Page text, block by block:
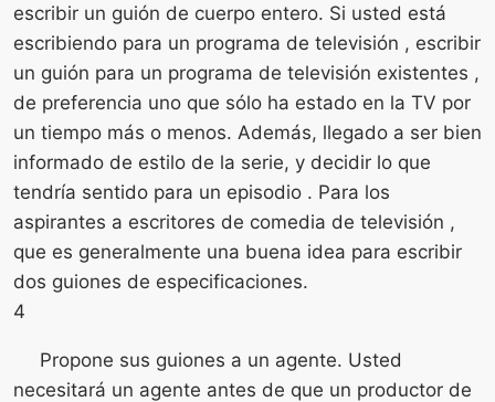
escribir un guión de cuerpo entero. Si usted está
escribiendo para un programa de televisión , escribir
un guión para un programa de televisión existentes ,
de preferencia uno que sólo ha estado en la TV por
un tiempo más o menos. Además, llegado a ser bien
informado de estilo de la serie, y decidir lo que
tendría sentido para un episodio . Para los
aspirantes a escritores de comedia de televisión ,
que es generalmente una buena idea para escribir
dos guiones de especificaciones.
4
Propone sus guiones a un agente. Usted
necesitará un agente antes de que un productor de